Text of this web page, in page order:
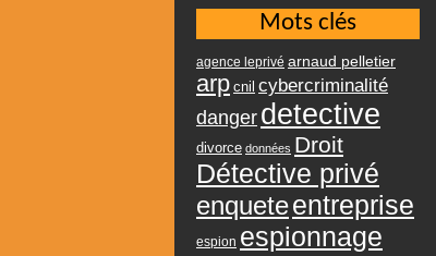
Mots clés
agence leprivé arnaud pelletier
arp cnil cybercriminalité
danger detective
divorce données Droit
Détective privé
enqueteentreprise
espion espionnage